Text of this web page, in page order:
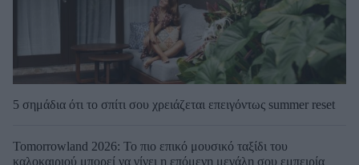
5 σημάδια ότι το σπίτι σου χρειάζεται επειγόντως summer reset
Tomorrowland 2026: Το πιο επικό μουσικό ταξίδι του
καλοκαιριού μπορεί να γίνει η επόμενη μεγάλη σου εμπειρία